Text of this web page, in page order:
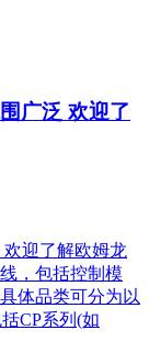
广泛 欢迎了
迎了解欧姆龙
，包括控制模
体品类可分为以
CP系列(如